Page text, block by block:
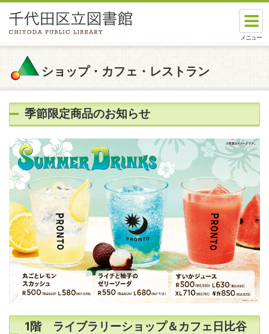
ショップ・カフェ・レストラン
季節限定商品のお知らせ
1階 ライブラリーショップ＆カフェ日比谷